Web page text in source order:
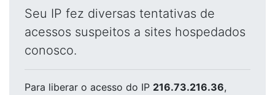
Seu IP fez diversas tentativas de
acessos suspeitos a sites hospedados
conosco.
Para liberar o acesso do IP 216.73.216.36,